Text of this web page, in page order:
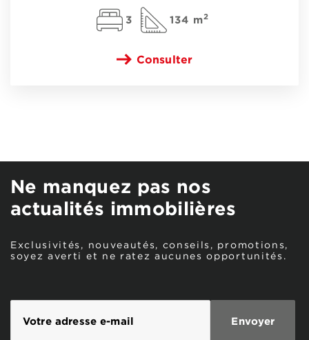
3 134 m2
Consulter
Ne manquez pas nos
actualités immobilières
Exclusivités, nouveautés, conseils, promotions,
soyez averti et ne ratez aucunes opportunités.